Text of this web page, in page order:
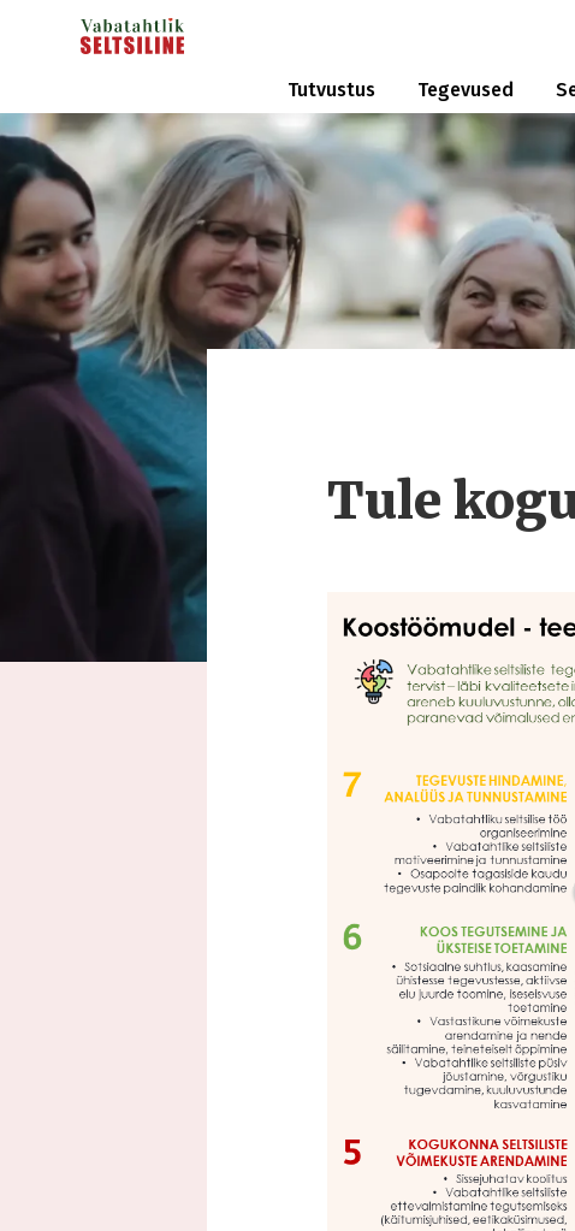
Tutvustus Tegevused
Tule